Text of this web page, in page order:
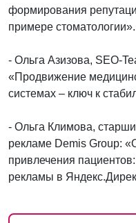
формирования
примере стоматологии».
- Ольга Азизова, SEO-
«Продвижение
системах – ключ к
- Ольга Климова,
рекламе Demis Group:
привлечения
рекламы в